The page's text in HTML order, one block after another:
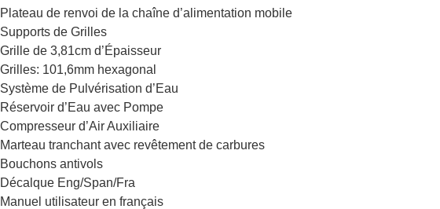
Plateau de renvoi de la chaîne d’alimentation mobile
Supports de Grilles
Grille de 3,81cm d’Épaisseur
Grilles: 101,6mm hexagonal
Système de Pulvérisation d’Eau
Réservoir d’Eau avec Pompe
Compresseur d’Air Auxiliaire
Marteau tranchant avec revêtement de carbures
Bouchons antivols
Décalque Eng/Span/Fra
Manuel utilisateur en français